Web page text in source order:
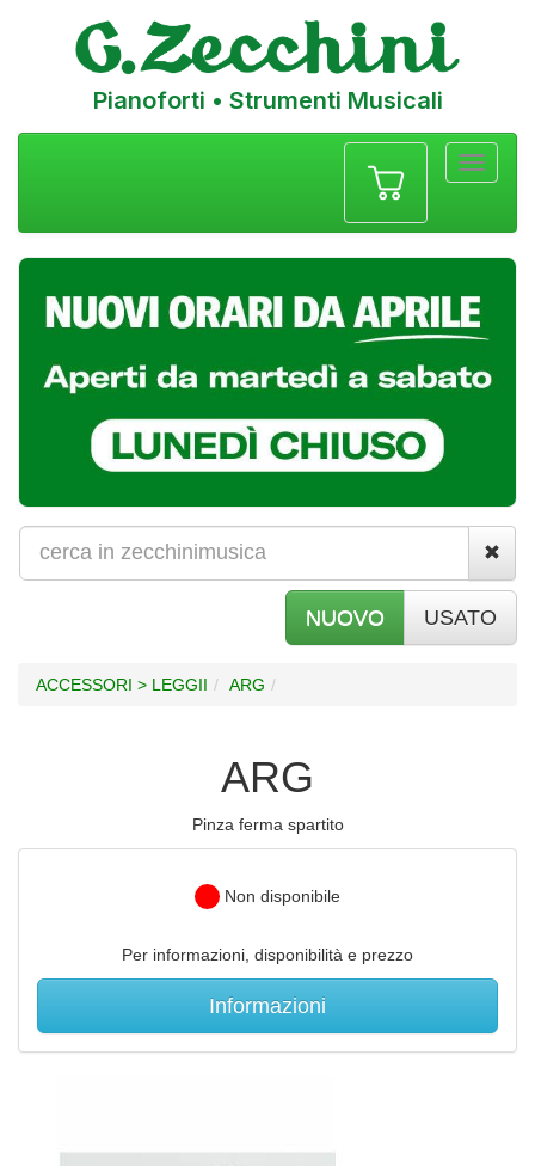
Pianoforti • Strumenti Musicali
NUOVO USATO
ACCESSORI > LEGGII ARG
ARG
Pinza ferma spartito
Non disponibile
Per informazioni, disponibilità e prezzo
Informazioni